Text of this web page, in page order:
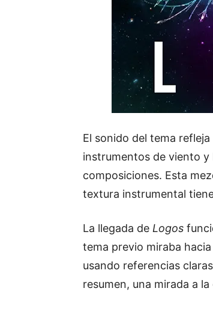
El sonido del tema
instrumentos de viento y
composiciones. Esta
textura instrumental
La llegada de Logos
tema previo miraba
usando referencias
resumen, una mirada a